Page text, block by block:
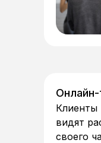
Онлайн-
Клиенты
видят
своего